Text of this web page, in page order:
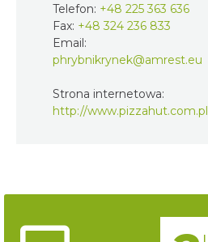
Telefon: +48 225 363 636
Fax: +48 324 236 833
Email:
phrybnikrynek@amrest.eu
Strona internetowa:
http://www.pizzahut.com.pl